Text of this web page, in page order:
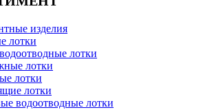
изделия
лотки
лотки
лотки
лотки
лотки
водоотводные лотки